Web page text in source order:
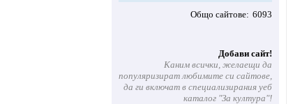
Общо сайтове 6093
Добави сайт!
Каним всички, желаещи да
популяризират любимите си сайтове,
да ги включат в специализирания уеб
каталог "За култура"!